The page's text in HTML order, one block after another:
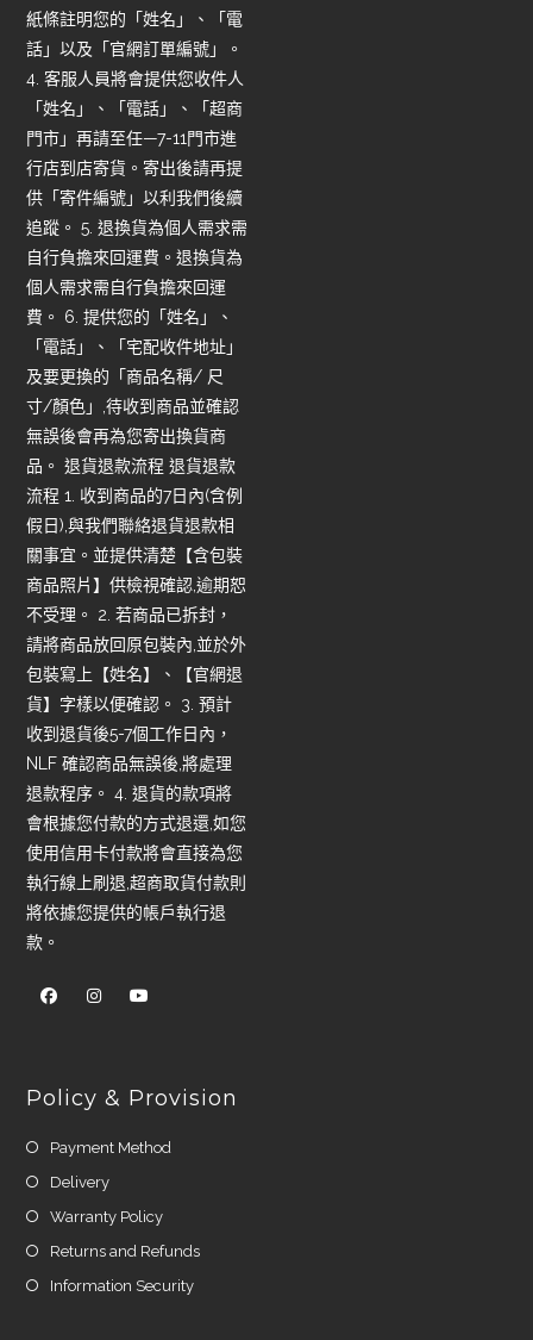
紙條註明您的「姓名」、「電
話」以及「官網訂單編號」。
4. 客服人員將會提供您收件人
「姓名」、「電話」、「超商
門市」再請至任—7-11門市進
行店到店寄貨。寄出後請再提
供「寄件編號」以利我們後續
追蹤。 5. 退換貨為個人需求需
自行負擔來回運費。退換貨為
個人需求需自行負擔來回運
費。 6. 提供您的「姓名」、
「電話」、「宅配收件地址」
及要更換的「商品名稱/ 尺
寸/顏色」,待收到商品並確認
無誤後會再為您寄出換貨商
品。 退貨退款流程 退貨退款
流程 1. 收到商品的7日內(含例
假日),與我們聯絡退貨退款相
關事宜。並提供清楚【含包裝
商品照片】供檢視確認,逾期恕
不受理。 2. 若商品已拆封，
請將商品放回原包裝內,並於外
包裝寫上【姓名】、【官網退
貨】字樣以便確認。 3. 預計
收到退貨後5-7個工作日內，
NLF 確認商品無誤後,將處理
退款程序。 4. 退貨的款項將
會根據您付款的方式退還,如您
使用信用卡付款將會直接為您
執行線上刷退,超商取貨付款則
將依據您提供的帳戶執行退
款。
Policy & Provision
Payment Method
Delivery
Warranty Policy
Returns and Refunds
Information Security